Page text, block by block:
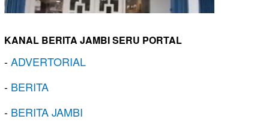
KANAL BERITA JAMBI SERU PORTAL
-ADVERTORIAL
- BERITA
- BERITA JAMBI